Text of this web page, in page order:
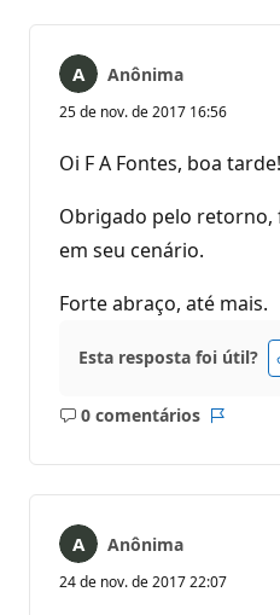
Anônima
25 de nov. de 2017 16:56
Oi F A Fontes, boa tarde!
Obrigado pelo retorno,
em seu cenário.
Forte abraço, até mais.
Esta resposta foi útil?
0 comentários
Sem
Anônima
24 de nov. de 2017 22:07